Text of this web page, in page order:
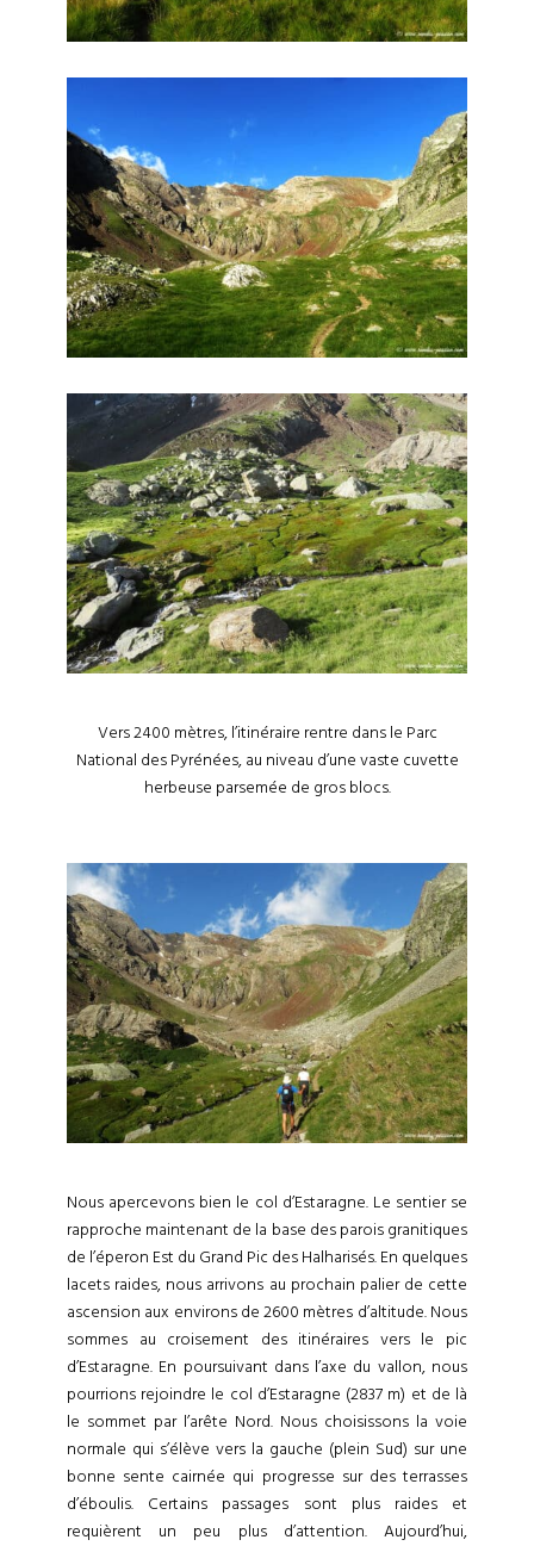
Vers 2400 mètres, l’itinéraire rentre dans le Parc
National des Pyrénées, au niveau d’une vaste cuvette
herbeuse parsemée de gros blocs.
Nous apercevons bien le col d’Estaragne. Le sentier se
rapproche maintenant de la base des parois granitiques
de l’éperon Est du Grand Pic des Halharisés. En quelques
lacets raides, nous arrivons au prochain palier de cette
ascension aux environs de 2600 mètres d’altitude. Nous
sommes au croisement des itinéraires vers le pic
d’Estaragne. En poursuivant dans l’axe du vallon, nous
pourrions rejoindre le col d’Estaragne (2837 m) et de là
le sommet par l’arête Nord. Nous choisissons la voie
normale qui s’élève vers la gauche (plein Sud) sur une
bonne sente cairnée qui progresse sur des terrasses
d’éboulis. Certains passages sont plus raides et
requièrent un peu plus d’attention. Aujourd’hui,